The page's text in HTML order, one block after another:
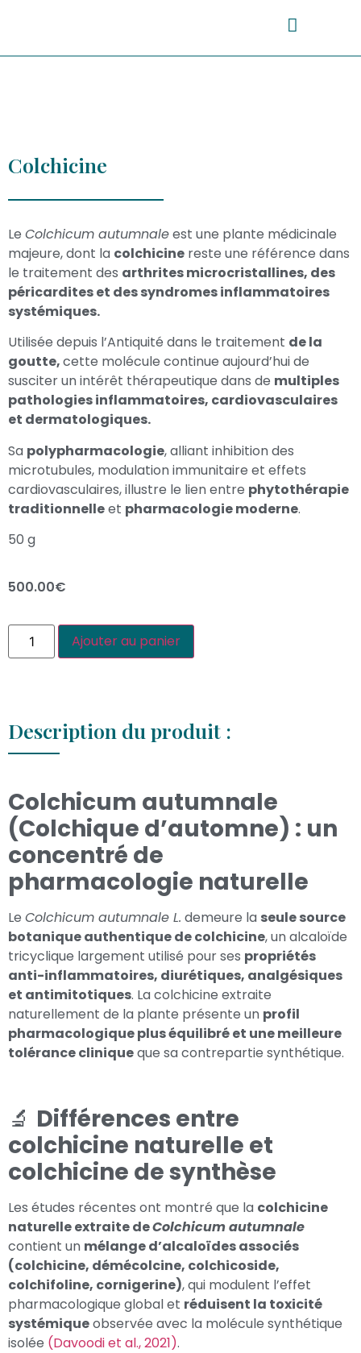
Colchicine
Le Colchicum autumnaleest une plante médicinale
majeure, dont la colchicine reste une référence dans
le traitement des arthrites microcristallines, des
péricardites et des syndromes inflammatoires
systémiques.
Utilisée depuis l’Antiquité dans le traitement de la
goutte,cette molécule continue aujourd’hui de
susciter un intérêt thérapeutique dans de multiples
pathologies inflammatoires, cardiovasculaires
et dermatologiques.
Sa polypharmacologie, alliant inhibition des
microtubules, modulation immunitaire et effets
cardiovasculaires, illustre le lien entre phytothérapie
traditionnelleet pharmacologie moderne.
50 g
500.00€
Ajouter au panier
Description du produit :
Colchicum autumnale
(Colchique d’automne) : un
concentré de
pharmacologie naturelle
Le Colchicum autumnale L. demeure la seule source
botanique authentique de colchicine, un alcaloïde
tricyclique largement utilisé pour ses propriétés
anti-inflammatoires, diurétiques, analgésiques
et antimitotiques. La colchicine extraite
naturellement de la plante présente un profil
pharmacologique plus équilibré et une meilleure
tolérance cliniqueque sa contrepartie synthétique.
🔬 Différences entre
colchicine naturelle et
colchicine de synthèse
Les études récentes ont montré que la colchicine
naturelle extraite deColchicum autumnale
contient un mélange d’alcaloïdes associés
(colchicine, démécolcine, colchicoside,
colchifoline, cornigerine), qui modulent l’effet
pharmacologique global et réduisent la toxicité
systémiqueobservée avec la molécule synthétique
isolée (Davoodi et al., 2021).